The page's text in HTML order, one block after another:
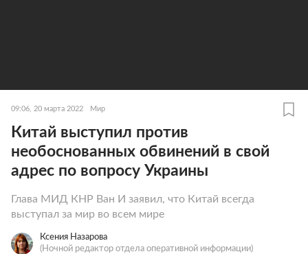
09:06, 20 марта 2022 Мир
Китай выступил против
необоснованных обвинений в свой
адрес по вопросу Украины
Глава МИД КНР Ван И заявил, что Китай всегда
выступал за мир во всем мире
Ксения Назарова
(Ночной редактор отдела оперативной информации)